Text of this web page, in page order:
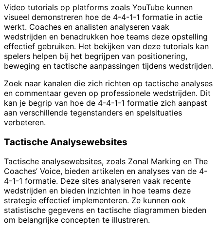
Video tutorials op platforms zoals YouTube kunnen
visueel demonstreren hoe de 4-4-1-1 formatie in actie
werkt. Coaches en analisten analyseren vaak
wedstrijden en benadrukken hoe teams deze opstelling
effectief gebruiken. Het bekijken van deze tutorials kan
spelers helpen bij het begrijpen van positionering,
beweging en tactische aanpassingen tijdens wedstrijden.
Zoek naar kanalen die zich richten op tactische analyses
en commentaar geven op professionele wedstrijden. Dit
kan je begrip van hoe de 4-4-1-1 formatie zich aanpast
aan verschillende tegenstanders en spelsituaties
verbeteren.
Tactische Analysewebsites
Tactische analysewebsites, zoals Zonal Marking en The
Coaches’ Voice, bieden artikelen en analyses van de 4-
4-1-1 formatie. Deze sites analyseren vaak recente
wedstrijden en bieden inzichten in hoe teams deze
strategie effectief implementeren. Ze kunnen ook
statistische gegevens en tactische diagrammen bieden
om belangrijke concepten te illustreren.